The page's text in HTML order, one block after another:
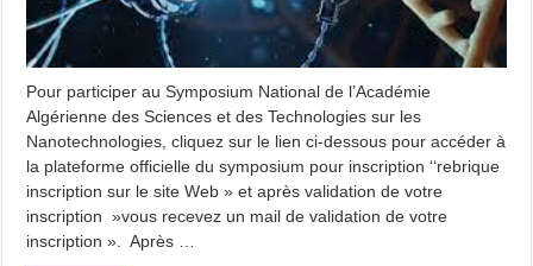
Pour participer au Symposium National de l’Académie
Algérienne des Sciences et des Technologies sur les
Nanotechnologies, cliquez sur le lien ci-dessous pour accéder à
la plateforme officielle du symposium pour inscription ‘‘rebrique
inscription sur le site Web » et après validation de votre
inscription »vous recevez un mail de validation de votre
inscription ». Après …